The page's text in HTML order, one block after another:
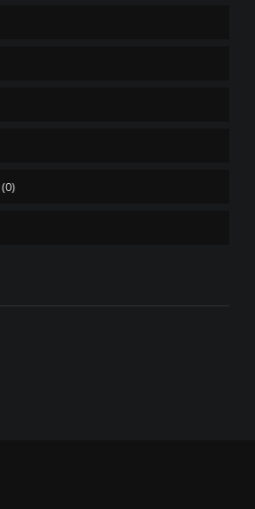
(0)